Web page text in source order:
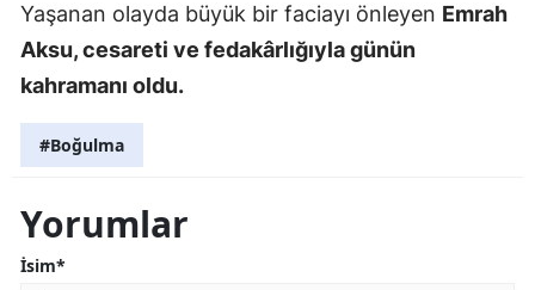
Yaşanan olayda büyük bir faciayı önleyen Emrah
Aksu, cesareti ve fedakârlığıyla günün
kahramanı oldu.
#Boğulma
Yorumlar
İsim*